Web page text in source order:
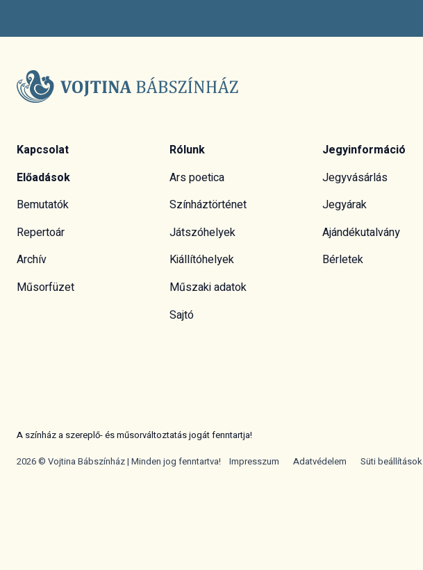
Kapcsolat
Előadások
Bemutatók
Repertoár
Archív
Műsorfüzet
Rólunk
Ars poetica
Színháztörténet
Játszóhelyek
Kiállítóhelyek
Műszaki adatok
Sajtó
Jegyinformáció
Jegyvásárlás
Jegyárak
Ajándékutalvány
Bérletek
A színház a szereplő- és műsorváltoztatás jogát fenntartja!
2026 © Vojtina Bábszínház | Minden jog fenntartva!
Impresszum Adatvédelem Süti beállítások